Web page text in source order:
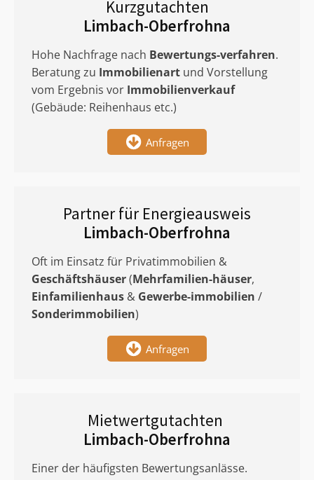
Kurzgutachten
Limbach-Oberfrohna
Hohe Nachfrage nach Bewertungs-verfahren.
Beratung zu Immobilienart und Vorstellung
vom Ergebnis vor Immobilienverkauf
(Gebäude: Reihenhaus etc.)
Anfragen
Partner für Energieausweis
Limbach-Oberfrohna
Oft im Einsatz für Privatimmobilien &
Geschäftshäuser(Mehrfamilien-häuser,
Einfamilienhaus & Gewerbe-immobilien /
Sonderimmobilien)
Anfragen
Mietwertgutachten
Limbach-Oberfrohna
Einer der häufigsten Bewertungsanlässe.